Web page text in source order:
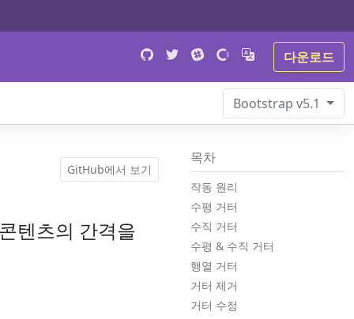
다운로드
Bootstrap v5.1
GitHub에서 보기
텐츠의 간격을
목차
작동 원리
수평 거터
수직 거터
수평 & 수직 거터
행열 거터
거터 제거
거터 수정